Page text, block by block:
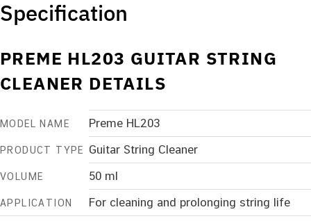
Specification
PREME HL203 GUITAR STRING
CLEANER DETAILS
MODEL NAME Preme HL203
PRODUCT TYPE Guitar String Cleaner
VOLUME 50 ml
APPLICATION For cleaning and prolonging string life